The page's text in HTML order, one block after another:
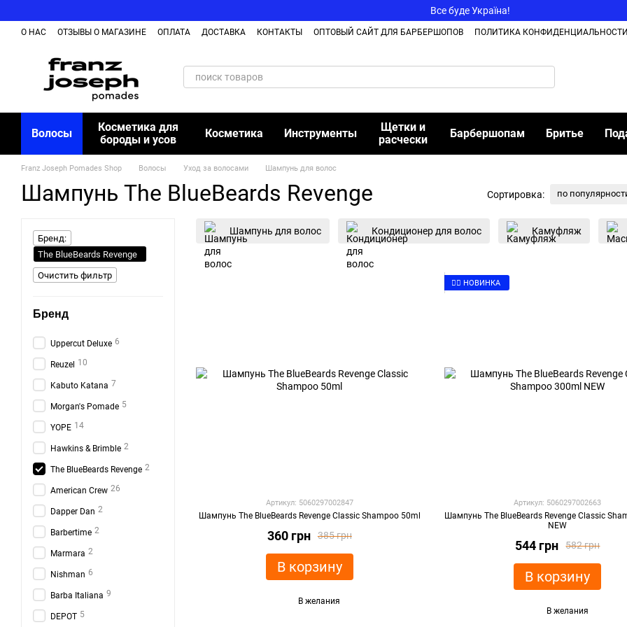
Все буде Україна!
О НАС ОТЗЫВЫ О МАГАЗИНЕ ОПЛАТА ДОСТАВКА КОНТАКТЫ ОПТОВЫЙ САЙТ ДЛЯ БАРБЕРШОПОВ
ПОЛИТИКА КОНФИДЕНЦИАЛЬНОСТИ
Волосы
Косметика для
бороды и усов
Косметика Инструменты
Щетки и
расчески
Барбершопам Бритье
Franz Joseph Pomades Shop Волосы Уход за волосами Шампунь для волос
Шампунь The BlueBeards Revenge Сортировка: по
Шампунь для волос Кондиционер для волос Камуфляж
Артикул: 5060297002847
Шампунь The BlueBeards Revenge Classic Shampoo 50ml
385 грн
360 грн
В корзину
В желания
👉🏻 НОВИНКА
Артикул: 5060297002663
Шампунь The BlueBeards Revenge Classic
NEW
582 грн
544 грн
В корзину
В желания
Бренд:
The BlueBeards Revenge
Очистить фильтр
Бренд
Uppercut Deluxe 6
Reuzel 10
Kabuto Katana 7
Morgan's Pomade 5
YOPE 14
Hawkins & Brimble 2
The BlueBeards Revenge 2
American Crew 26
Dapper Dan 2
Barbertime 2
Marmara 2
Nishman 6
Barba Italiana 9
DEPOT 5